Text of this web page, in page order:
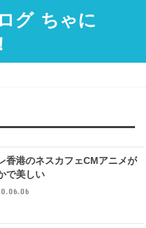
グ ちゃに
香港のネスカフェCMアニメが
で美しい